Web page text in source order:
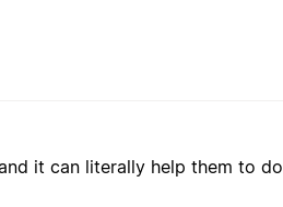
it can literally help them to do